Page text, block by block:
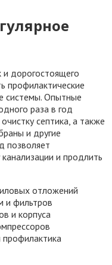
дорогостоящего
профилактические
системы. Опытные
раза в год
септика, а также
и другие
позволяет
и продлить
отложений
и фильтров
и корпуса